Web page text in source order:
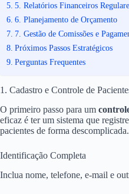
5. Relatórios Financeiros
6. Planejamento de Orçamento
7. Gestão de Comissões e
Próximos Passos Estratégicos
Perguntas Frequentes
1. Cadastro e Controle de
O primeiro passo para um
eficaz é ter um sistema que
pacientes de forma descomplicada.
Identificação Completa
Inclua nome, telefone, e-mail e